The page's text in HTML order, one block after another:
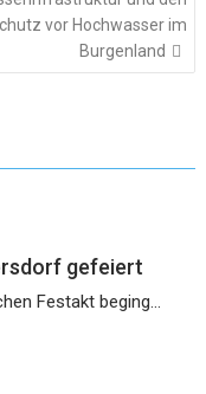
vor Hochwasser im
Burgenland
gefeiert
Festakt beging...